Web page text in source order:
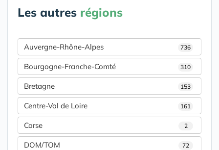
Les autres régions
Auvergne-Rhône-Alpes 736
Bourgogne-Franche-Comté 310
Bretagne 153
Centre-Val de Loire 161
Corse 2
DOM/TOM 72